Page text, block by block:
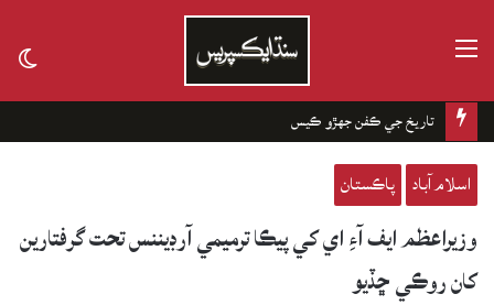
تاريخ جي ڪفن جھڙو ڪيس
اسلام آباد پاڪستان
وزيراعظم ايف آءِ اي کي پيڪا ترميمي آرڊيننس تحت گرفتارين
کان روڪي ڇڏيو